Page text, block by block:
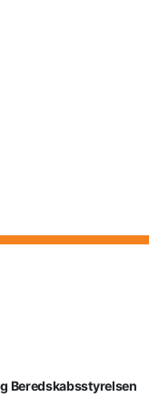
Beredskabsstyrelsen